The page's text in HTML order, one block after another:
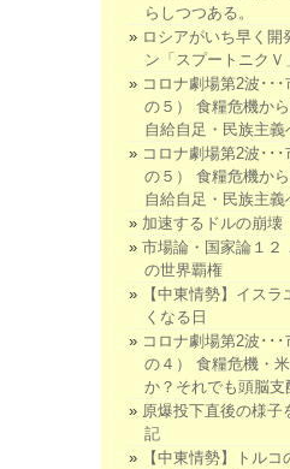
らしつつある。
ロシアがいち早く開
ン「スプートニクＶ
コロナ劇場第2波･･
の５） 食糧危機か
自給自足・民族主義
コロナ劇場第2波･･
の５） 食糧危機か
自給自足・民族主義
加速するドルの崩壊
市場論・国家論１２
の世界覇権
【中東情勢】イス
くなる日
コロナ劇場第2波･･
の４） 食糧危機・
か？それでも頭脳支
原爆投下直後の様子
記
【中東情勢】トル